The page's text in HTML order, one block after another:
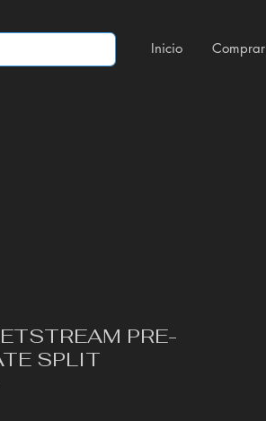
Comprar
Inicio
PRE-
SPLIT